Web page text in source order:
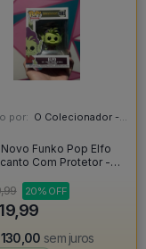
por: O Colecionador - SP
Novo Funko Pop Elfo
Com Protetor -
20% OFF
sem juros